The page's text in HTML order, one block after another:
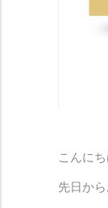
こんにち
先日か